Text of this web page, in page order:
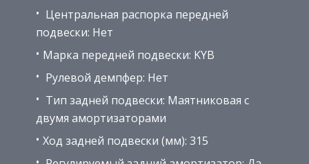
Центральная распорка передней
подвески: Нет
Марка передней подвески: KYB
Рулевой демпфер: Нет
Тип задней подвески: Маятниковая с
двумя амортизаторами
Ход задней подвески (мм): 315